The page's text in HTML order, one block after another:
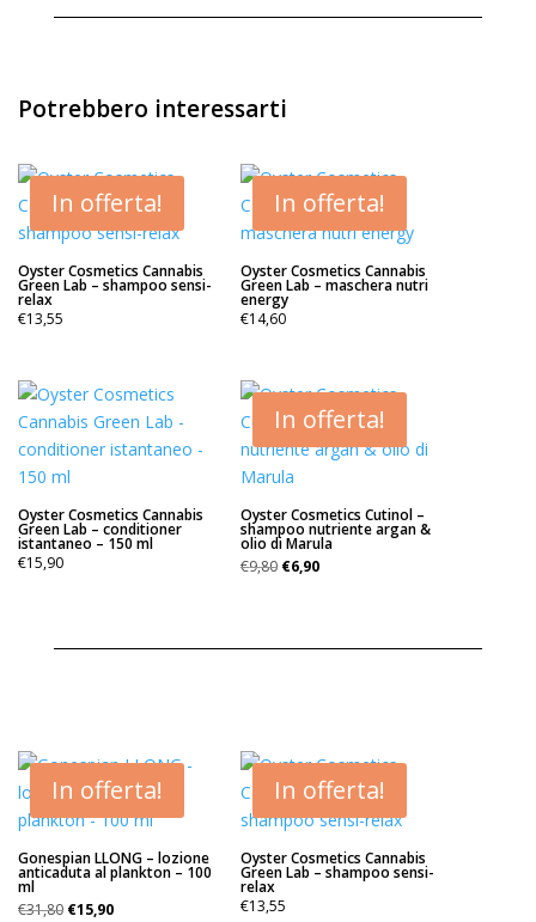
Potrebbero interessarti
In offerta!
Oyster Cosmetics Cannabis
Green Lab – shampoo sensi-
relax
€13,55
In offerta!
Oyster Cosmetics Cannabis
Green Lab – maschera nutri
energy
€14,60
Oyster Cosmetics Cannabis
Green Lab – conditioner
istantaneo – 150 ml
€15,90
In offerta!
Oyster Cosmetics Cutinol –
shampoo nutriente argan &
olio di Marula
€9,80 Il
€6,90Il
In offerta!
Gonespian LLONG – lozione
anticaduta al plankton – 100
ml
€31,80 Il€15,90Il
In offerta!
Oyster Cosmetics Cannabis
Green Lab – shampoo sensi-
relax
€13,55